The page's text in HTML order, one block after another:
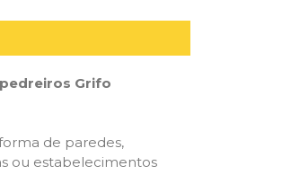
pedreiros Grifo
de paredes,
ou estabelecimentos